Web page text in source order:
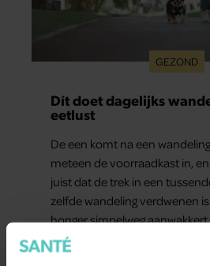
GEZOND
Dít doet dagelijks
eetlust
De een komt na een
meteen de voorraadkast in,
juist dat de trek in een
zelfde wandeling verdwenen
honger simpelweg
onderzoek een stuk te kort
gebeurt iets veel interessanters.